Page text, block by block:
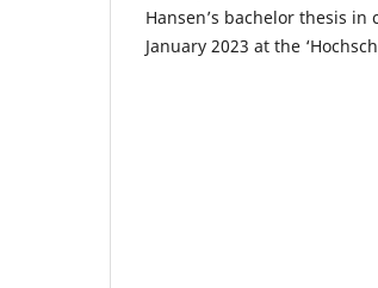
Hansen’s bachelor thesis
January 2023 at the